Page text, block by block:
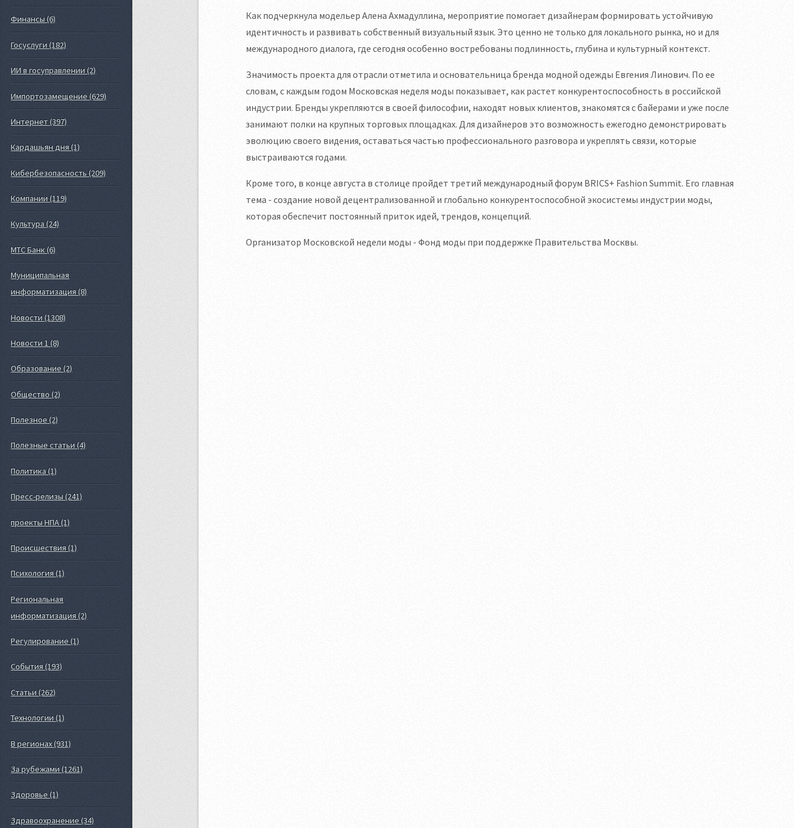
Финансы (6)
Госуслуги (182)
ИИ в госуправлении (2)
Импортозамещение (629)
Интернет (397)
Кардашьян дня (1)
Кибербезопасность (209)
Компании (119)
Культура (24)
МТС Банк (6)
Муниципальная
информатизация (8)
Новости (1308)
Новости 1 (8)
Образование (2)
Общество (2)
Полезное (2)
Полезные статьи (4)
Политика (1)
Пресс-релизы (241)
проекты НПА (1)
Происшествия (1)
Психология (1)
Региональная
информатизация (2)
Регулирование (1)
События (193)
Статьи (262)
Технологии (1)
В регионах (931)
За рубежами (1261)
Здоровье (1)
Здравоохранение (34)
Как подчеркнула модельер Алена Ахмадуллина, мероприятие помогает дизайнерам формировать устойчивую
идентичность и развивать собственный визуальный язык. Это ценно не только для локального рынка, но и для
международного диалога, где сегодня особенно востребованы подлинность, глубина и культурный контекст.
Значимость проекта для отрасли отметила и основательница бренда модной одежды Евгения Линович. По ее
словам, с каждым годом Московская неделя моды показывает, как растет конкурентоспособность в российской
индустрии. Бренды укрепляются в своей философии, находят новых клиентов, знакомятся с байерами и уже после
занимают полки на крупных торговых площадках. Для дизайнеров это возможность ежегодно демонстрировать
эволюцию своего видения, оставаться частью профессионального разговора и укреплять связи, которые
выстраиваются годами.
Кроме того, в конце августа в столице пройдет третий международный форум BRICS+ Fashion Summit. Его главная
тема - создание новой децентрализованной и глобально конкурентоспособной экосистемы индустрии моды,
которая обеспечит постоянный приток идей, трендов, концепций.
Организатор Московской недели моды - Фонд моды при поддержке Правительства Москвы.